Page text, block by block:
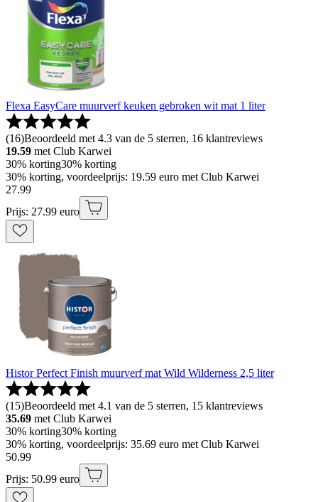
Flexa EasyCare muurverf keuken gebroken wit mat 1 liter
(16)Beoordeeld met 4.3 van de 5 sterren, 16 klantreviews
19.59 met Club Karwei
30% korting30% korting
30% korting, voordeelprijs: 19.59 euro met Club Karwei
27.99
Prijs: 27.99 euro
Histor Perfect Finish muurverf mat Wild Wilderness 2,5 liter
(15)Beoordeeld met 4.1 van de 5 sterren, 15 klantreviews
35.69 met Club Karwei
30% korting30% korting
30% korting, voordeelprijs: 35.69 euro met Club Karwei
50.99
Prijs: 50.99 euro